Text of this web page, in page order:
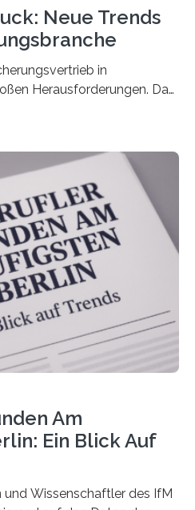
Neue Trends
in
Herausforderungen. Das
Dr. Lukas Linnenbrink
Versicherungskaufleute e.V.
basiert auf den
und -makler*innen. Ein
die Hälfte der Befragten ist
den nächsten Jahren eine
Aber nur ein Drittel hat
Am
Ein Blick Auf
und Wissenschaftler des IfM